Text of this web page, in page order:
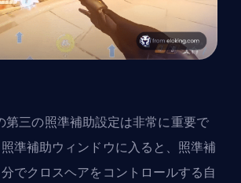
三の照準補助設定は非常に重要で
準補助ウィンドウに入ると、照準補
でクロスヘアをコントロールする自